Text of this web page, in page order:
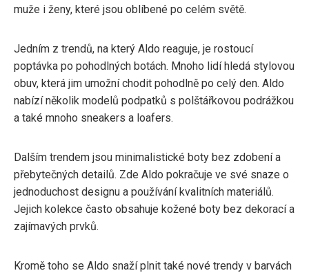
muže i ženy, které jsou oblíbené po celém světě.
Jedním z trendů, na který Aldo reaguje, je rostoucí
poptávka po pohodlných botách. Mnoho lidí hledá stylovou
obuv, která jim umožní chodit pohodlně po celý den. Aldo
nabízí několik modelů podpatků s polštářkovou podrážkou
a také mnoho sneakers a loafers.
Dalším trendem jsou minimalistické boty bez zdobení a
přebytečných detailů. Zde Aldo pokračuje ve své snaze o
jednoduchost designu a používání kvalitních materiálů.
Jejich kolekce často obsahuje kožené boty bez dekorací a
zajímavých prvků.
Kromě toho se Aldo snaží plnit také nové trendy v barvách